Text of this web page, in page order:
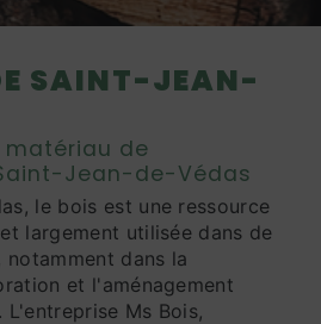
SAINT-JEAN-
matériau de
Jean-de-Védas
le bois est une ressource
largement utilisée dans de
notamment dans la
et l'aménagement
Ms Bois,